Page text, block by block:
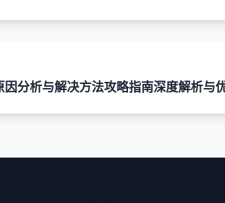
因分析与解决方法攻略指南深度解析与